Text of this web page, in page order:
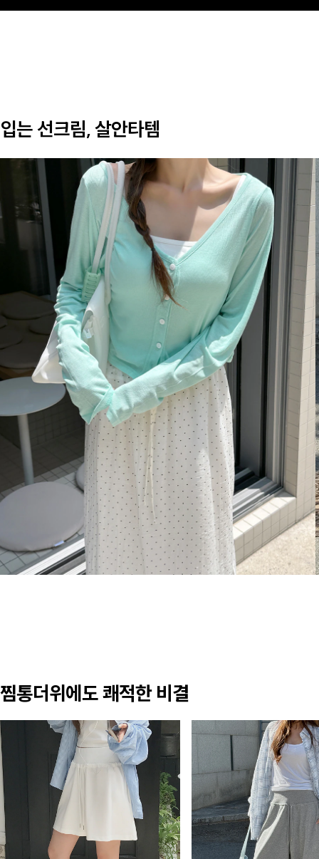
입는 선크림, 살안타템
찜통더위에도 쾌적한 비결